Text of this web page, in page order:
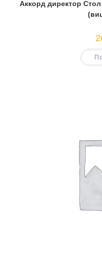
Аккорд директор Стол